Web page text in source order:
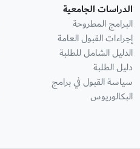
الدراسات الجامعية
البرامج المطروحة
إجراءات القبول العامة
الدليل الشامل للطلبة
دليل الطلبة
سياسة القبول في برامج
البكالوريوس